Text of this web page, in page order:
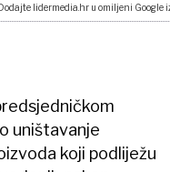
lidermedia.hr u omiljeni Google
uništavanje
koji podliježu